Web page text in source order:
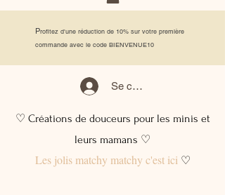
Profitez d'une réduction de 10% sur votre première
commande avec le code BIENVENUE10
Se connecter
♡ Créations de douceurs pour les minis et
leurs mamans ♡
Les jolis matchy matchy c'est ici♡